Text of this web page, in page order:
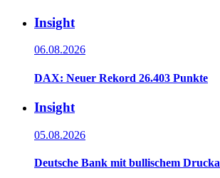
Insight
06.08.2026
DAX: Neuer Rekord 26.403 Punkte
Insight
05.08.2026
Deutsche Bank mit bullischem